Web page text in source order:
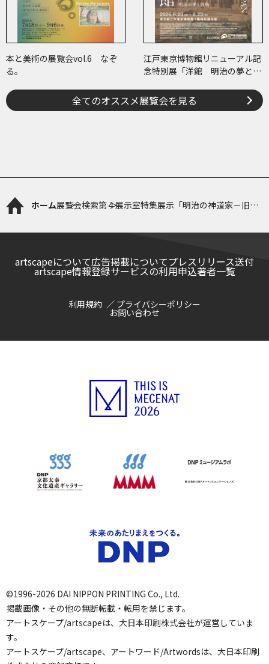
本と美術の展覧会vol.6 なぞ
る。
江戸東京博物館リニューアル記
念特別展「洋館 明治の夢と挑
全てのオススメ展覧会を見る
ホーム展覧会検索第４展示室特集展示「明治の神道家－旧幕
artscapeについて広告掲載についてプレスリリース送付
artscape情報登録サービスの利用申込著者一覧
利用規約 プライバシーポリシー
お問い合わせ
©1996-2026 DAI NIPPON PRINTING Co., Ltd.
掲載画像・その他の無断転載・転用を禁じます。
アートスケープ/artscapeは、大日本印刷株式会社が運営していま
す。
アートスケープ/artscape、アートワード/Artwordsは、大日本印刷